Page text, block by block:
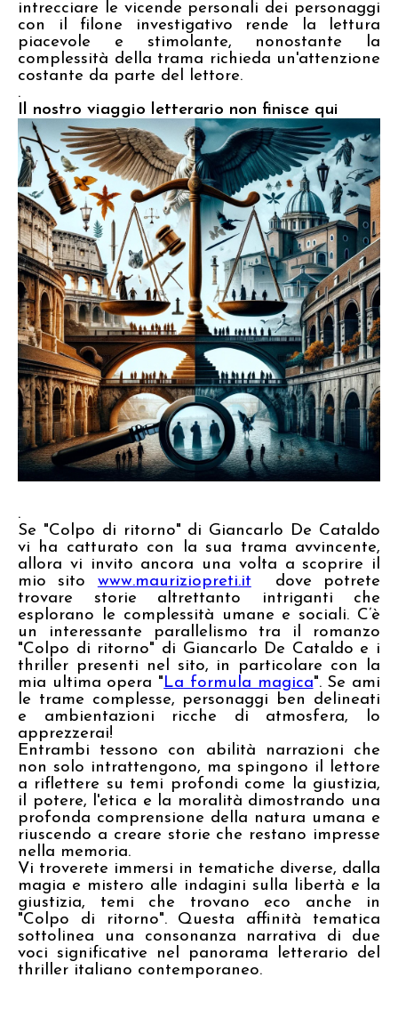
intrecciare le vicende personali dei personaggi
con il filone investigativo rende la lettura
piacevole e stimolante, nonostante la
complessità della trama richieda un'attenzione
costante da parte del lettore.
.
Il nostro viaggio letterario non finisce qui
.
Se "Colpo di ritorno" di Giancarlo De Cataldo
vi ha catturato con la sua trama avvincente,
allora vi invito ancora una volta a scoprire il
mio sito www.mauriziopreti.it
dove potrete
trovare storie altrettanto intriganti che
esplorano le complessità umane e sociali. C’è
un
interessante parallelismo tra il romanzo
"Colpo di ritorno" di Giancarlo De Cataldo e i
thriller presenti nel sito, in particolare con la
mia ultima opera "La formula magica".Se ami
le trame complesse, personaggi ben delineati
e ambientazioni ricche di atmosfera, lo
apprezzerai!
Entrambi tessono con abilità narrazioni che
non solo intrattengono, ma spingono il lettore
a riflettere su temi profondi come la giustizia,
il potere, l'etica e la moralità dimostrando una
profonda comprensione della natura umana e
riuscendo a creare storie che restano impresse
nella memoria.
Vi troverete immersi in tematiche diverse, dalla
magia e mistero alle indagini sulla libertà e la
giustizia, temi che trovano eco anche in
"Colpo di ritorno". Questa affinità tematica
sottolinea una consonanza narrativa di due
voci significative nel panorama letterario del
thriller italiano contemporaneo.